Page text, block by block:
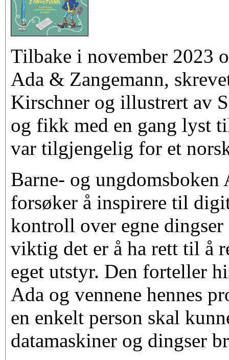
Tilbake i november 2023
Ada & Zangemann,
Kirschner og illustrert av
og fikk med en gang lyst
var tilgjengelig for et
Barne- og ungdomsboken
forsøker å inspirere til
kontroll over egne
viktig det er å ha rett til å
eget utstyr. Den forteller
Ada og vennene hennes
en enkelt person skal
datamaskiner og dingser